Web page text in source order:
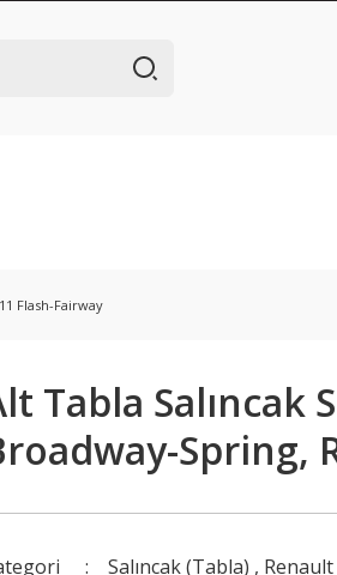
Flash-Fairway
Tabla Salıncak
Spring,
Salıncak (Tabla) ,